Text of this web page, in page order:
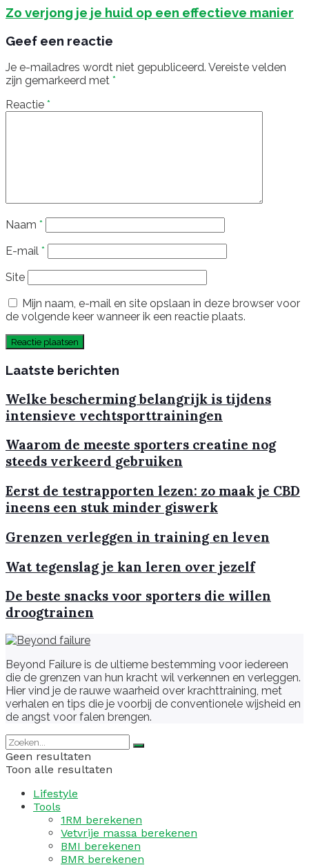
Zo verjong je je huid op een effectieve manier
Geef een reactie
Je e-mailadres wordt niet gepubliceerd. Vereiste velden
zijn gemarkeerd met *
Reactie *
Naam *
E-mail *
Site
Mijn naam, e-mail en site opslaan in deze browser voor
de volgende keer wanneer ik een reactie plaats.
Laatste berichten
Welke bescherming belangrijk is tijdens
intensieve vechtsporttrainingen
Waarom de meeste sporters creatine nog
steeds verkeerd gebruiken
Eerst de testrapporten lezen: zo maak je CBD
ineens een stuk minder giswerk
Grenzen verleggen in training en leven
Wat tegenslag je kan leren over jezelf
De beste snacks voor sporters die willen
droogtrainen
Beyond Failure is de ultieme bestemming voor iedereen
die de grenzen van hun kracht wil verkennen en verleggen.
Hier vind je de rauwe waarheid over krachttraining, met
verhalen en tips die je voorbij de conventionele wijsheid en
de angst voor falen brengen.
Geen resultaten
Toon alle resultaten
Lifestyle
Tools
1RM berekenen
Vetvrije massa berekenen
BMI berekenen
BMR berekenen